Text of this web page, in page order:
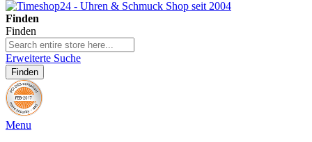
Finden
Finden
Erweiterte Suche
Finden
Menu